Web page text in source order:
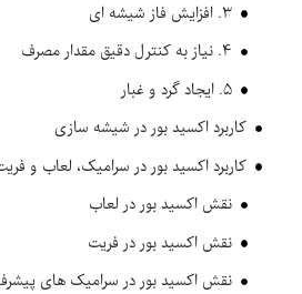
۳. افزایش فاز شیشه ای
۴. نیاز به کنترل دقیق مقدار مصرف
۵. ایجاد گرد و غبار
کاربرد اکسید بور در شیشه سازی
کاربرد اکسید بور در سرامیک، لعاب و فریت
نقش اکسید بور در لعاب
نقش اکسید بور در فریت
نقش اکسید بور در سرامیک های پیشرفته